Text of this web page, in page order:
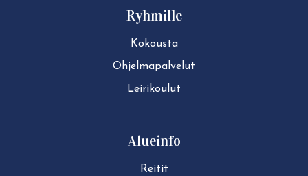
Ryhmille
Kokousta
Ohjelmapalvelut
Leirikoulut
Alueinfo
Reitit